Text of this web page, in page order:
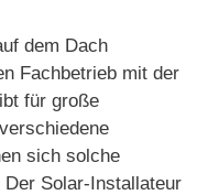
dem Dach
Fachbetrieb mit der
für große
sich solche
Der Solar-Installateur